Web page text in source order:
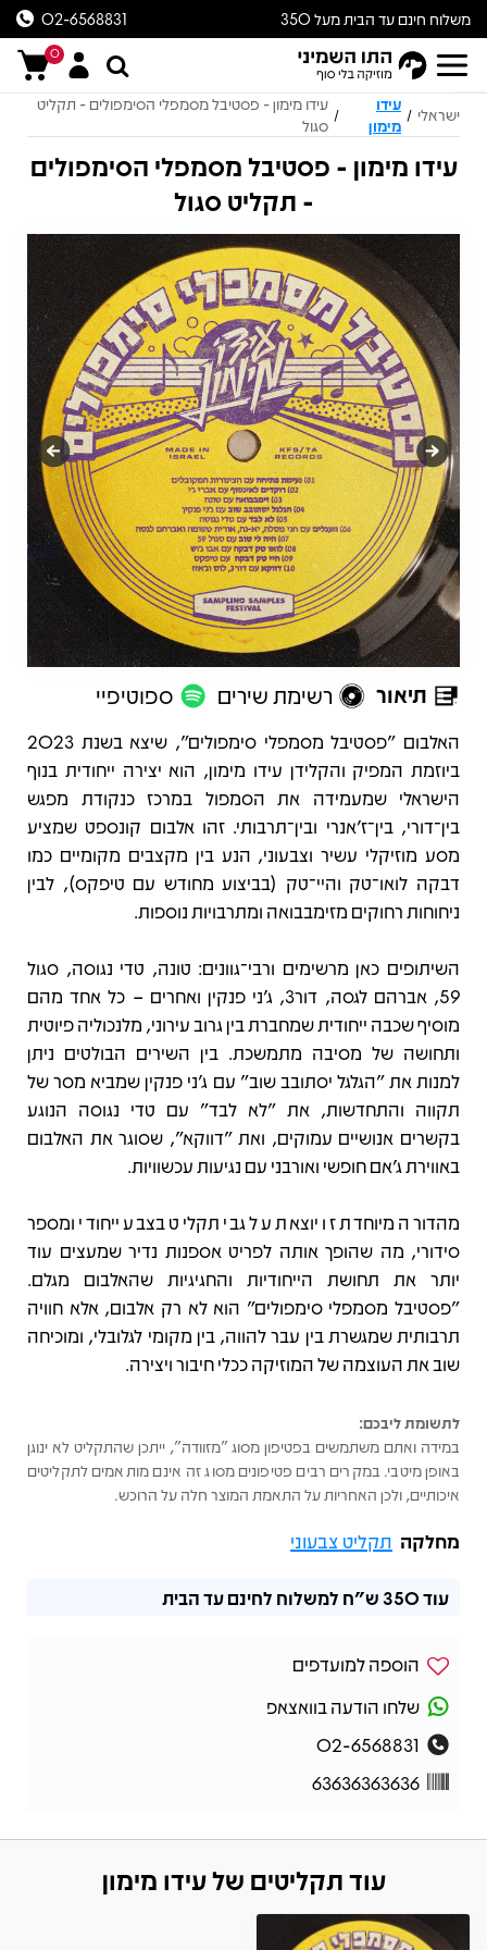
משלוח חינם עד הבית מעל 350
ש״ח
02-6568831
0
ישראלי / עידו
מימון
/ עידו מימון - פסטיבל מסמפלי הסימפולים - תקליט
סגול
עידו מימון - פסטיבל מסמפלי הסימפולים
- תקליט סגול
תיאור רשימת שירים ספוטיפיי
תיאור
האלבום "פסטיבל מסמפלי סימפולים", שיצא בשנת 2023
ביוזמת המפיק והקלידן עידו מימון, הוא יצירה ייחודית בנוף
הישראלי שמעמידה את הסמפול במרכז כנקודת מפגש
בין־דורי, בין־ז’אנרי ובין־תרבותי. זהו אלבום קונספט שמציע
מסע מוזיקלי עשיר וצבעוני, הנע בין מקצבים מקומיים כמו
דבקה לואו־טק והיי־טק (בביצוע מחודש עם טיפקס), לבין
ניחוחות רחוקים מזימבבואה ומתרבויות נוספות.
השיתופים כאן מרשימים ורבי־גוונים: טונה, טדי נגוסה, סגול
59, אברהם לגסה, דור3, ג’ני פנקין ואחרים – כל אחד מהם
מוסיף שכבה ייחודית שמחברת בין גרוב עירוני, מלנכוליה פיוטית
ותחושה של מסיבה מתמשכת. בין השירים הבולטים ניתן
למנות את "הגלגל יסתובב שוב" עם ג’ני פנקין שמביא מסר של
תקווה והתחדשות, את "לא לבד" עם טדי נגוסה הנוגע
בקשרים אנושיים עמוקים, ואת "דווקא", שסוגר את האלבום
באווירת ג’אם חופשי ואורבני עם נגיעות עכשוויות.
מהדורה מיוחדת זו יוצאת על גבי תקליט בצבע ייחודי ומספר
סידורי, מה שהופך אותה לפריט אספנות נדיר שמעצים עוד
יותר את תחושת הייחודיות והחגיגיות שהאלבום מגלם.
"פסטיבל מסמפלי סימפולים" הוא לא רק אלבום, אלא חוויה
תרבותית שמגשרת בין עבר להווה, בין מקומי לגלובלי, ומוכיחה
שוב את העוצמה של המוזיקה ככלי חיבור ויצירה.
לתשומת ליבכם:
במידה ואתם משתמשים בפטיפון מסוג "מזוודה", ייתכן שהתקליט לא ינוגן
באופן מיטבי. במקרים רבים פטיפונים מסוג זה אינם מותאמים לתקליטים
איכותיים, ולכן האחריות על התאמת המוצר חלה על הרוכש.
מחלקה תקליט צבעוני
עוד350 ש"ח למשלוח לחינם עד הבית
הוספה למועדפים
שלחו הודעה בוואצאפ
02-6568831
63636363636
עוד תקליטים של עידו מימון